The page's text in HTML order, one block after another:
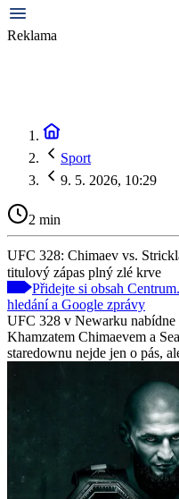
Reklama
Sport
9. 5. 2026, 10:29
2 min
UFC 328: Chimaev vs.
titulový zápas plný zlé krve
Přidejte si obsah
hledání a Google zprávy
UFC 328 v Newarku nabídne
Khamzatem Chimaevem a
staredownu nejde jen o pás,